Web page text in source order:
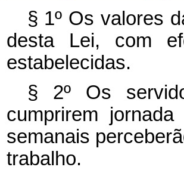
§ 1º Os valores
desta Lei, com
estabelecidas.
§ 2º Os
cumprirem
semanais
trabalho.